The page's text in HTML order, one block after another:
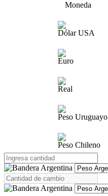
Moneda
Dólar USA
Euro
Real
Peso Uruguayo
Peso Chileno